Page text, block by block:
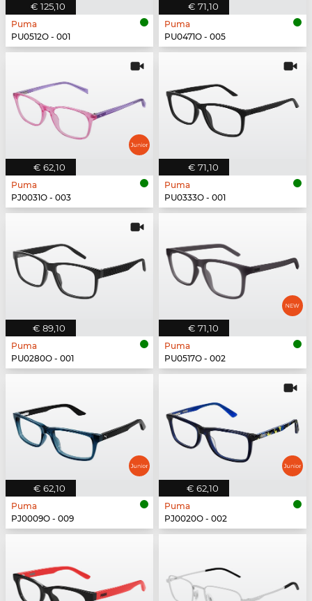
€ 125,10
Puma
PU0512O - 001
€ 71,10
Puma
PU0471O - 005
€ 62,10
Puma
PJ0031O - 003
€ 71,10
Puma
PU0333O - 001
€ 89,10
Puma
PU0280O - 001
€ 71,10
Puma
PU0517O - 002
€ 62,10
Puma
PJ0009O - 009
€ 62,10
Puma
PJ0020O - 002